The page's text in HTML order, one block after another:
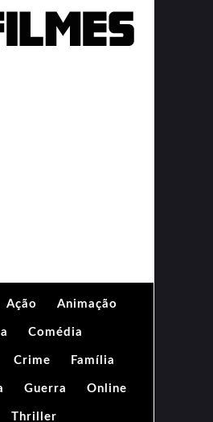
Ação Animação
Comédia
Crime Família
Guerra Online
Thriller